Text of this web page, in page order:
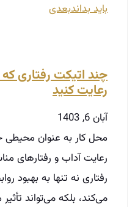
باید بداندبعدی
چند اتیکت رفتاری
رعایت کنید
آبان 6, 1403
محل کار به عنوان محیطی
رعایت آداب و رفتارهای
رفتاری نه تنها به بهبود
می‌کند، بلکه می‌تواند